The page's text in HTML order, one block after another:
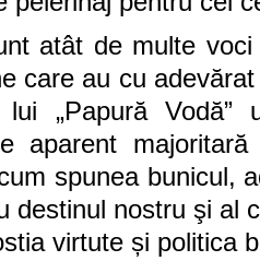
atât de multe
care au cu
„Papură Vodă”
aparent
spunea bunicul,
destinul nostru şi al
virtute și politica